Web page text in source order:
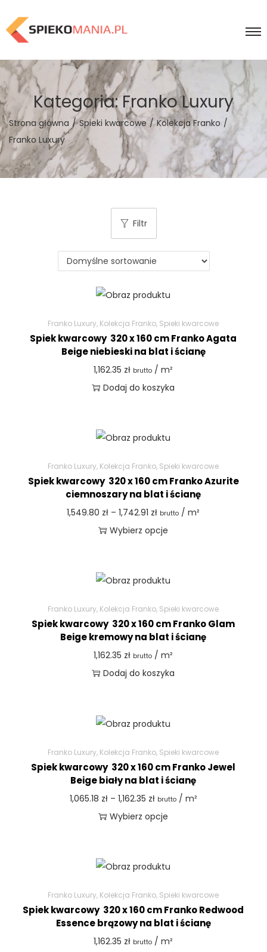
Kategoria:Franko Luxury
Strona główna / Spieki kwarcowe / Kolekcja Franko /
Franko Luxury
Filtr
Franko Luxury, Kolekcja Franko, Spieki kwarcowe
Spiek kwarcowy 320 x 160 cm Franko Agata
Beige niebieski na blat i ścianę
1,162.35 zł brutto / m²
Dodaj do koszyka
Franko Luxury, Kolekcja Franko, Spieki kwarcowe
Spiek kwarcowy 320 x 160 cm Franko Azurite
ciemnoszary na blat i ścianę
1,549.80 zł – 1,742.91 zł brutto / m²
Wybierz opcje
Franko Luxury, Kolekcja Franko, Spieki kwarcowe
Spiek kwarcowy 320 x 160 cm Franko Glam
Beige kremowy na blat i ścianę
1,162.35 zł brutto / m²
Dodaj do koszyka
Franko Luxury, Kolekcja Franko, Spieki kwarcowe
Spiek kwarcowy 320 x 160 cm Franko Jewel
Beige biały na blat i ścianę
1,065.18 zł – 1,162.35 zł brutto/ m²
Wybierz opcje
Franko Luxury, Kolekcja Franko, Spieki kwarcowe
Spiek kwarcowy 320 x 160 cm Franko Redwood
Essence brązowy na blat i ścianę
1,162.35 zł brutto / m²